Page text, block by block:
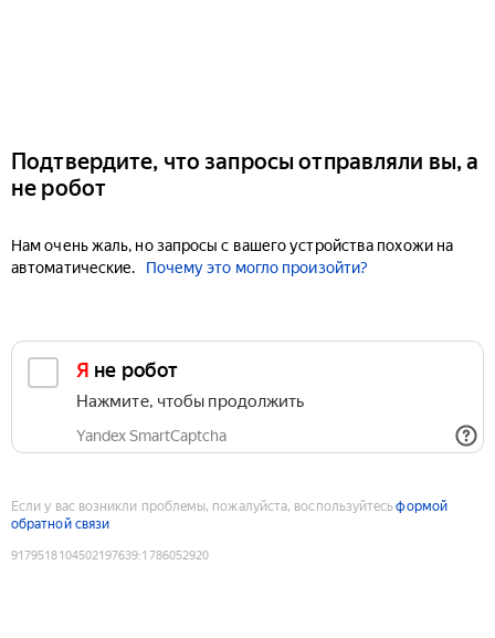
Подтвердите, что запросы отправляли вы, а
не робот
Нам очень жаль, но запросы с вашего устройства похожи на
автоматические.
Почему это могло произойти?
Я не робот
Нажмите, чтобы продолжить
Yandex SmartCaptcha
Если у вас возникли проблемы, пожалуйста, воспользуйтесьформой
обратной связи
9179518104502197639:1786052920